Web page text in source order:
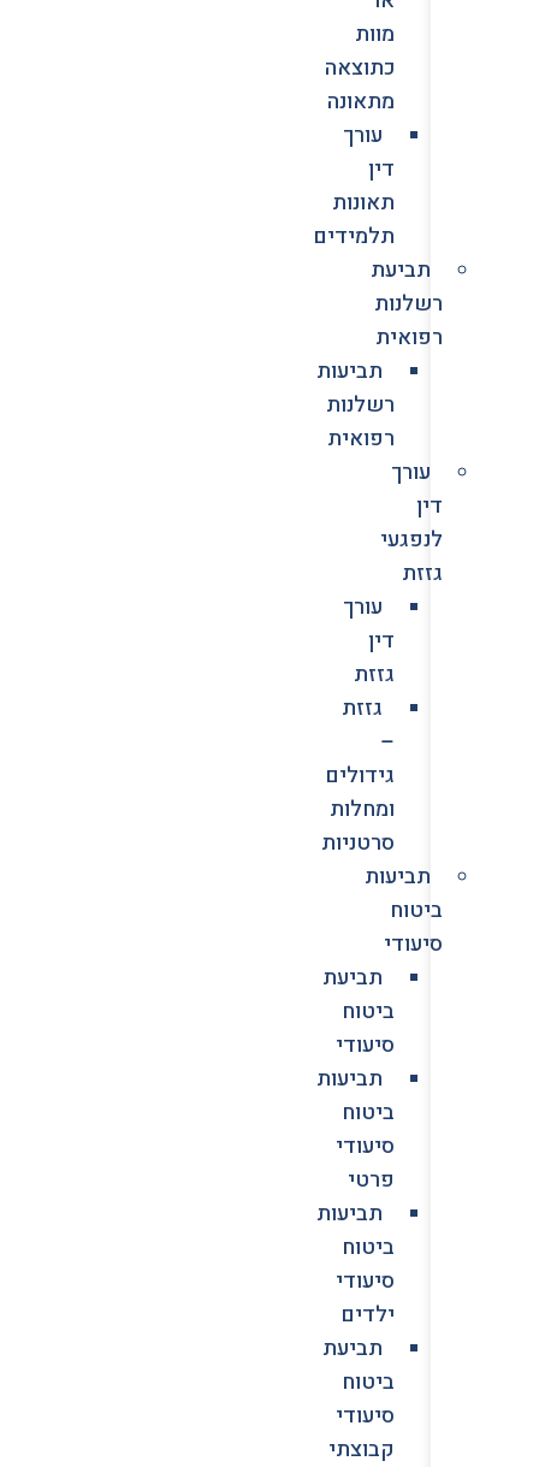
מוות
כתוצאה
מתאונה
עורך
דין
תאונות
תלמידים
תביעת
רשלנות
רפואית
תביעות
רשלנות
רפואית
עורך
דין
לנפגעי
גזזת
עורך
דין
גזזת
גזזת
–
גידולים
ומחלות
סרטניות
תביעות
ביטוח
סיעודי
תביעת
ביטוח
סיעודי
תביעות
ביטוח
סיעודי
פרטי
תביעות
ביטוח
סיעודי
ילדים
תביעת
ביטוח
סיעודי
קבוצתי